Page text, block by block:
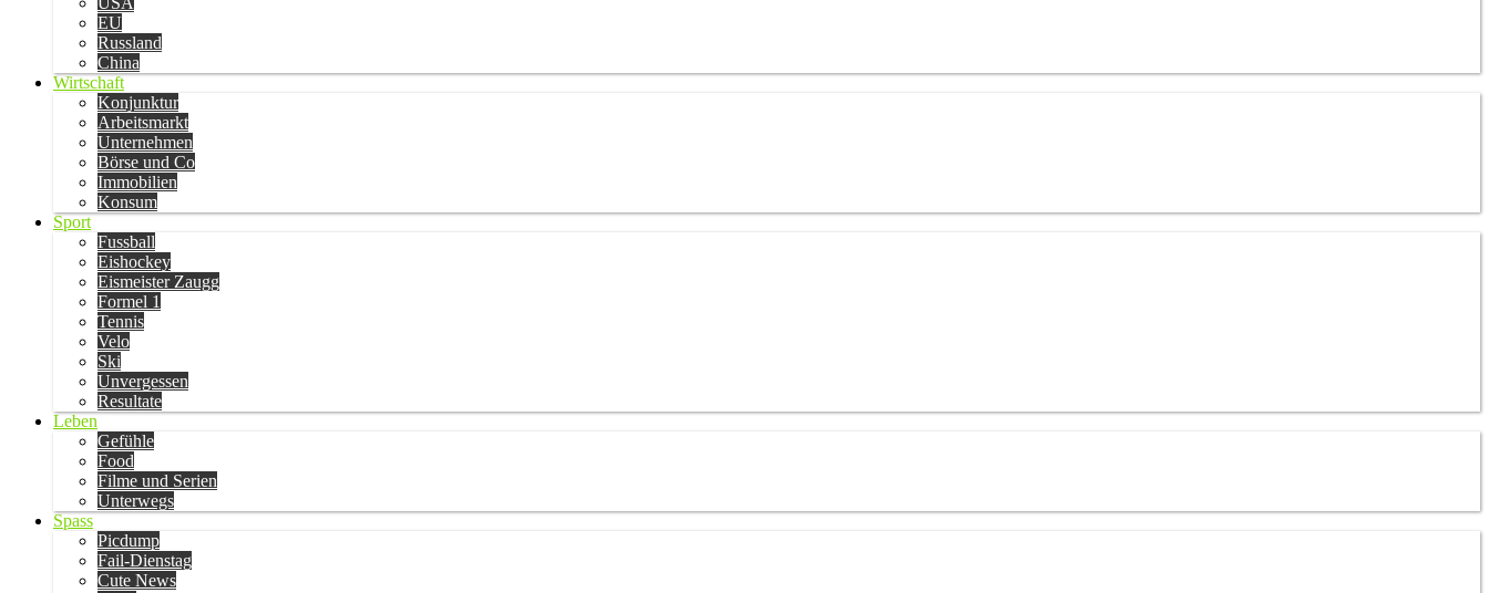
EU
Russland
China
Wirtschaft
Konjunktur
Arbeitsmarkt
Unternehmen
Börse und Co
Immobilien
Konsum
Sport
Fussball
Eishockey
Eismeister Zaugg
Formel 1
Tennis
Velo
Ski
Unvergessen
Resultate
Leben
Gefühle
Food
Filme und Serien
Unterwegs
Spass
Picdump
Fail-Dienstag
Cute News